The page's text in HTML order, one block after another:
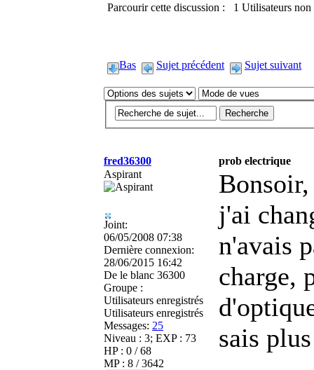
Parcourir cette discussion : 1 Utilisateurs non
Bas Sujet précédent Sujet suivant
fred36300
prob electrique
Aspirant
Joint:
06/05/2008 07:38
Dernière connexion:
28/06/2015 16:42
De le blanc 36300
Groupe :
Utilisateurs enregistrés
Utilisateurs enregistrés
Messages: 25
Niveau : 3; EXP : 73
HP : 0 / 68
MP : 8 / 3642
Bonsoir,
j'ai
n'avais
charge,
sais